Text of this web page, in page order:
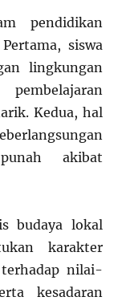
pendidikan
siswa
lingkungan
Kedua, hal
akibat
budaya lokal
karakter
nilai-
kesadaran